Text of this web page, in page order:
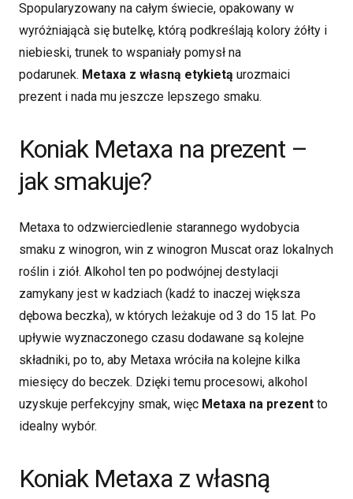
Spopularyzowany na całym świecie, opakowany w
wyróżniającà się butelkę, którą podkreślają kolory żółty i
niebieski, trunek to wspaniały pomysł na
podarunek. Metaxa z własną etykietą urozmaici
prezent i nada mu jeszcze lepszego smaku.
Koniak Metaxa na prezent –
jak smakuje?
Metaxa to odzwierciedlenie starannego wydobycia
smaku z winogron, win z winogron Muscat oraz lokalnych
roślin i ziół. Alkohol ten po podwójnej destylacji
zamykany jest w kadziach (kadź to inaczej większa
dębowa beczka), w których leżakuje od 3 do 15 lat. Po
upływie wyznaczonego czasu dodawane są kolejne
składniki, po to, aby Metaxa wróciła na kolejne kilka
miesięcy do beczek. Dzięki temu procesowi, alkohol
uzyskuje perfekcyjny smak, więc Metaxa na prezent to
idealny wybór.
Koniak Metaxa z własną